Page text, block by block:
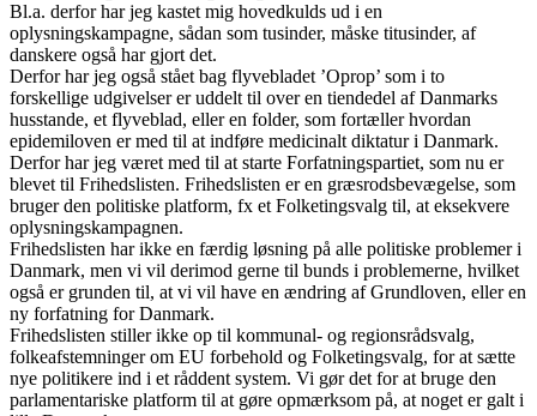
Bl.a. derfor har jeg kastet mig hovedkulds ud i en
oplysningskampagne, sådan som tusinder, måske titusinder, af
danskere også har gjort det.
Derfor har jeg også stået bag flyvebladet ’Oprop’ som i to
forskellige udgivelser er uddelt til over en tiendedel af Danmarks
husstande, et flyveblad, eller en folder, som fortæller hvordan
epidemiloven er med til at indføre medicinalt diktatur i Danmark.
Derfor har jeg været med til at starte Forfatningspartiet, som nu er
blevet til Frihedslisten. Frihedslisten er en græsrodsbevægelse, som
bruger den politiske platform, fx et Folketingsvalg til, at eksekvere
oplysningskampagnen.
Frihedslisten har ikke en færdig løsning på alle politiske problemer i
Danmark, men vi vil derimod gerne til bunds i problemerne, hvilket
også er grunden til, at vi vil have en ændring af Grundloven, eller en
ny forfatning for Danmark.
Frihedslisten stiller ikke op til kommunal- og regionsrådsvalg,
folkeafstemninger om EU forbehold og Folketingsvalg, for at sætte
nye politikere ind i et råddent system. Vi gør det for at bruge den
parlamentariske platform til at gøre opmærksom på, at noget er galt i